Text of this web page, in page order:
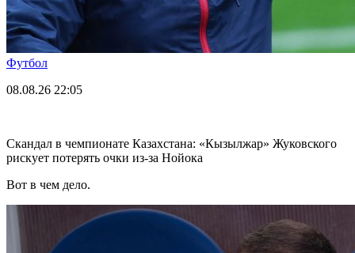
Футбол
08.08.26 22:05
Скандал в чемпионате Казахстана: «Кызылжар» Жуковского
рискует потерять очки из-за Нойока
Вот в чем дело.